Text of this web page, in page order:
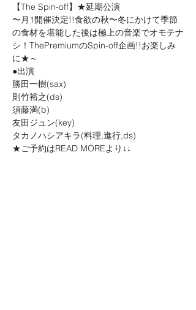
【The Spin-off】★延期公演
〜月1開催決定!!食欲の秋〜冬にかけて季節
の食材を堪能した後は極上の音楽でオモテナ
シ！ThePremiumのSpin-off企画!!お楽しみ
に★～
●出演
勝田一樹(sax)
則竹裕之(ds)
須藤満(b)
友田ジュン(key)
タカノハシアキラ(料理,進行,ds)
★ご予約はREAD MOREより↓↓